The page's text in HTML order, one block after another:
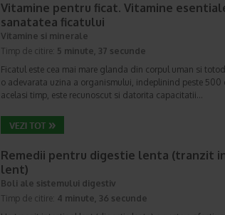
Vitamine pentru ficat. Vitamine
sanatatea ficatului
Vitamine si minerale
Timp de citire: 5 minute, 37 secunde
Ficatul este cea mai mare glanda din corpul uman si
o adevarata uzina a organismului, indeplinind peste 500
acelasi timp, este recunoscut si datorita capacitatii…
Remedii pentru digestie lenta (tranzit
lent)
Boli ale sistemului digestiv
Timp de citire: 4 minute, 36 secunde